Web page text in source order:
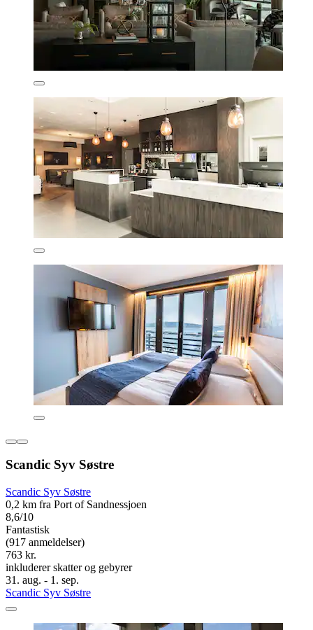
Scandic Syv Søstre
Scandic Syv Søstre
0,2 km fra Port of Sandnessjoen
8,6/10
Fantastisk
(917 anmeldelser)
763 kr.
inkluderer skatter og gebyrer
31. aug. - 1. sep.
Scandic Syv Søstre